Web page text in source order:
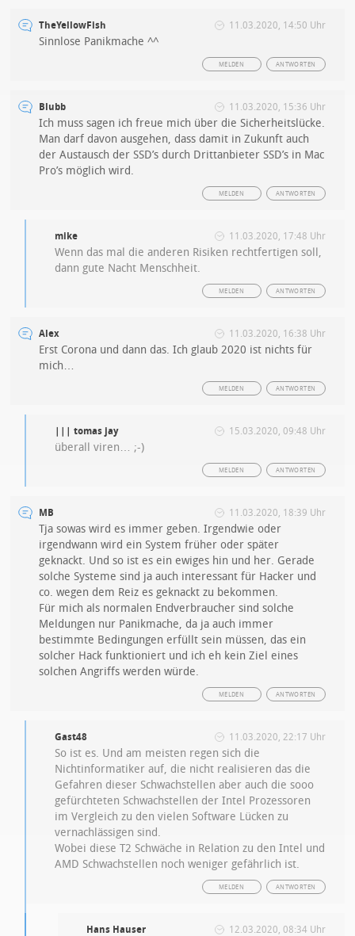
TheYellowFish 11.03.2020, 14:50 Uhr
Sinnlose Panikmache ^^
ANTWORTEN
MELDEN
Blubb 11.03.2020, 15:36 Uhr
Ich muss sagen ich freue mich über die Sicherheitslücke.
Man darf davon ausgehen, dass damit in Zukunft auch
der Austausch der SSD’s durch Drittanbieter SSD’s in Mac
Pro’s möglich wird.
ANTWORTEN
MELDEN
mike 11.03.2020, 17:48 Uhr
Wenn das mal die anderen Risiken rechtfertigen soll,
dann gute Nacht Menschheit.
ANTWORTEN
MELDEN
Alex 11.03.2020, 16:38 Uhr
Erst Corona und dann das. Ich glaub 2020 ist nichts für
mich…
ANTWORTEN
MELDEN
||| tomas jay 15.03.2020, 09:48 Uhr
überall viren… ;-)
ANTWORTEN
MELDEN
MB 11.03.2020, 18:39 Uhr
Tja sowas wird es immer geben. Irgendwie oder
irgendwann wird ein System früher oder später
geknackt. Und so ist es ein ewiges hin und her. Gerade
solche Systeme sind ja auch interessant für Hacker und
co. wegen dem Reiz es geknackt zu bekommen.
Für mich als normalen Endverbraucher sind solche
Meldungen nur Panikmache, da ja auch immer
bestimmte Bedingungen erfüllt sein müssen, das ein
solcher Hack funktioniert und ich eh kein Ziel eines
solchen Angriffs werden würde.
ANTWORTEN
MELDEN
Gast48 11.03.2020, 22:17 Uhr
So ist es. Und am meisten regen sich die
Nichtinformatiker auf, die nicht realisieren das die
Gefahren dieser Schwachstellen aber auch die sooo
gefürchteten Schwachstellen der Intel Prozessoren
im Vergleich zu den vielen Software Lücken zu
vernachlässigen sind.
Wobei diese T2 Schwäche in Relation zu den Intel und
AMD Schwachstellen noch weniger gefährlich ist.
ANTWORTEN
MELDEN
Hans Hauser 12.03.2020, 08:34 Uhr